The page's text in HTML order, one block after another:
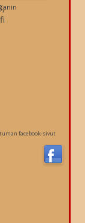
facebook-sivut